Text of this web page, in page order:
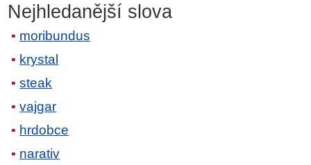
Nejhledanější slova
moribundus
krystal
steak
vajgar
hrdobce
narativ